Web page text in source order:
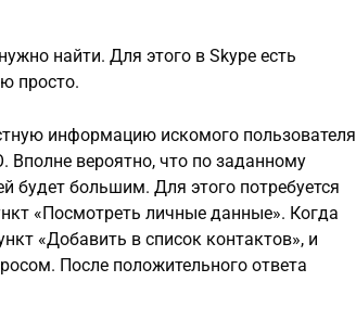
найти. Для этого в Skype есть
просто.
информацию искомого пользователя
Вполне вероятно, что по заданному
будет большим. Для этого потребуется
«Посмотреть личные данные». Когда
«Добавить в список контактов», и
После положительного ответа